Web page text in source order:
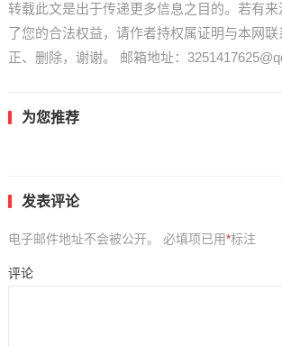
转载此文是出于传递更多信息之目的。若有
了您的合法权益，请作者持权属证明与本网
正、删除，谢谢。 邮箱地址：
为您推荐
发表评论
电子邮件地址不会被公开。 必填项已用*标注
评论